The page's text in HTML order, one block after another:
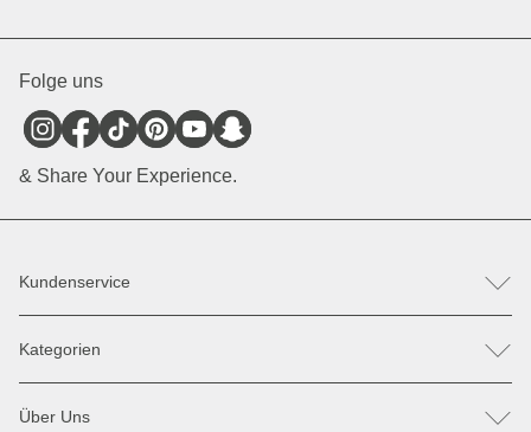
Folge uns
& Share Your Experience.
Kundenservice
Hilfe & Kontakt
Retoure / Reklamation anmelden
Ersatzteile
Kategorien
Taschen
Über Uns